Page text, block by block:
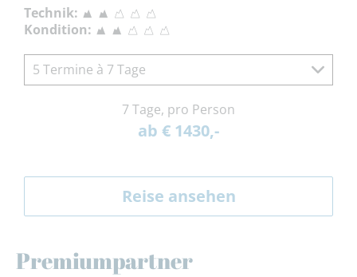
Technik:
Kondition:
5 Termine à 7 Tage
7 Tage, pro Person
ab € 1430,-
Reise ansehen
Premiumpartner